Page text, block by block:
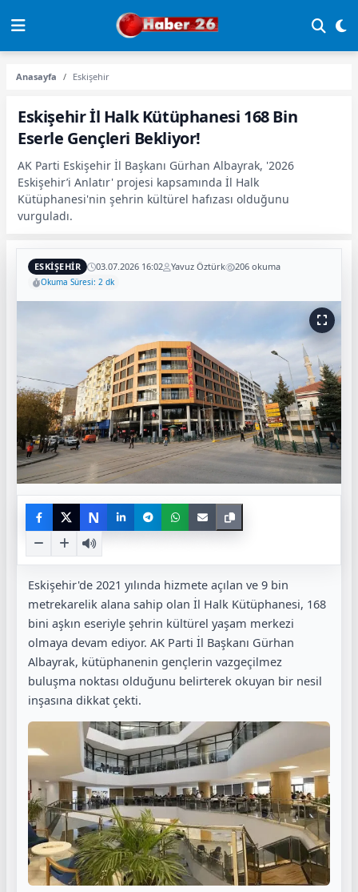
Anasayfa Eskişehir
Eskişehir İl Halk Kütüphanesi 168 Bin
Eserle Gençleri Bekliyor!
AK Parti Eskişehir İl Başkanı Gürhan Albayrak, '2026
Eskişehir’i Anlatır' projesi kapsamında İl Halk
Kütüphanesi'nin şehrin kültürel hafızası olduğunu
vurguladı.
ESKIŞEHIR 03.07.2026 16:02 Yavuz Öztürk 206 okuma
Okuma Süresi: 2 dk
N
Eskişehir'de 2021 yılında hizmete açılan ve 9 bin
metrekarelik alana sahip olan İl Halk Kütüphanesi, 168
bini aşkın eseriyle şehrin kültürel yaşam merkezi
olmaya devam ediyor. AK Parti İl Başkanı Gürhan
Albayrak, kütüphanenin gençlerin vazgeçilmez
buluşma noktası olduğunu belirterek okuyan bir nesil
inşasına dikkat çekti.